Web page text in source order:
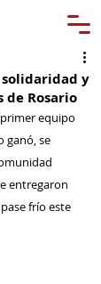
y
de Rosario
equipo
ganó, se
entregaron
frío este